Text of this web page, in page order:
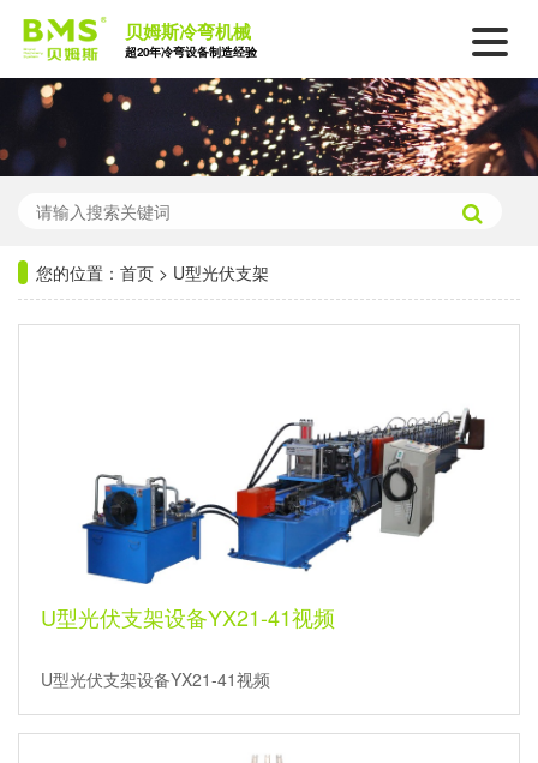
贝姆斯冷弯机械
超20年冷弯设备制造经验
您的位置： 首页 > U型光伏支架
U型光伏支架设备YX21-41视频
U型光伏支架设备YX21-41视频